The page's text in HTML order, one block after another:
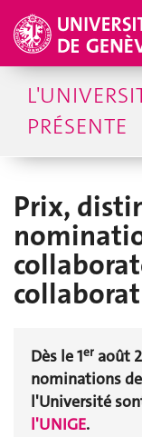
PRÉSENTE
Prix,
Dès le 1er août
nominations
l'Université
l'UNIGE.